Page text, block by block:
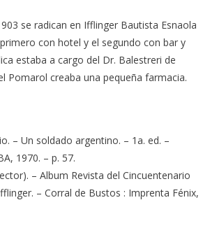
se radican en Ifflinger Bautista Esnaola
con hotel y el segundo con bar y
estaba a cargo del Dr. Balestreri de
Pomarol creaba una pequeña farmacia.
– Un soldado argentino. – 1a. ed. –
1970. – p. 57.
– Album Revista del Cincuentenario
– Corral de Bustos : Imprenta Fénix,